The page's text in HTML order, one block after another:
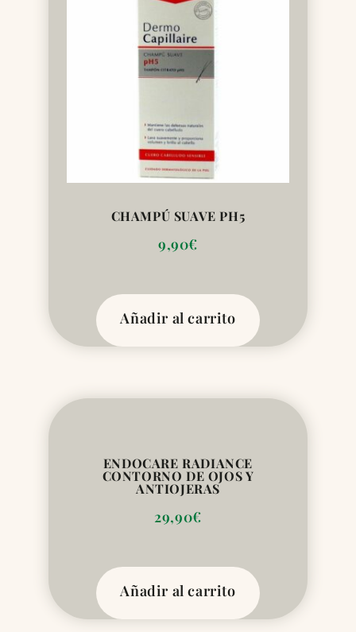
CHAMPÚ SUAVE PH5
9,90€
Añadir al carrito
ENDOCARE RADIANCE
CONTORNO DE OJOS Y
ANTIOJERAS
29,90€
Añadir al carrito